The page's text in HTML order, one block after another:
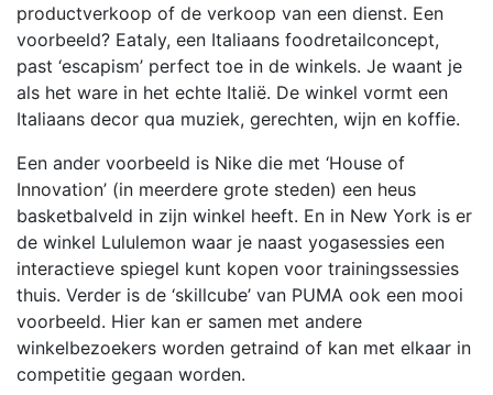
productverkoop of de verkoop van een dienst. Een
voorbeeld? Eataly, een Italiaans foodretailconcept,
past ‘escapism’ perfect toe in de winkels. Je waant je
als het ware in het echte Italië. De winkel vormt een
Italiaans decor qua muziek, gerechten, wijn en koffie.
Een ander voorbeeld is Nike die met ‘House of
Innovation’ (in meerdere grote steden) een heus
basketbalveld in zijn winkel heeft. En in New York is er
de winkel Lululemon waar je naast yogasessies een
interactieve spiegel kunt kopen voor trainingssessies
thuis. Verder is de ‘skillcube’ van PUMA ook een mooi
voorbeeld. Hier kan er samen met andere
winkelbezoekers worden getraind of kan met elkaar in
competitie gegaan worden.